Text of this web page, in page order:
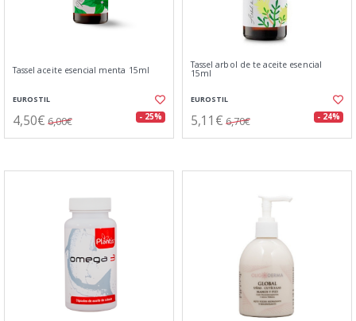
Tassel aceite esencial menta 15ml
EUROSTIL
4,50€ 6,00€ - 25%
Tassel arbol de te aceite esencial
15ml
EUROSTIL
5,11€ 6,70€ - 24%